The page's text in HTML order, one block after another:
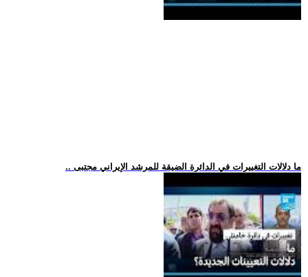
.. ما دلالات التغييرات في الدائرة الضيقة للمرشد الإيراني مجتبى